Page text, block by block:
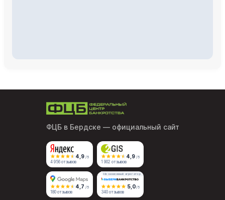
ФЦБ в Бердске — официальный сайт
4,9 /5
4 956 отзывов
4,9 /5
1 902 отзывов
4,7 /5
180 отзывов
Независимый агрегатор
5,0/5
340 отзывов